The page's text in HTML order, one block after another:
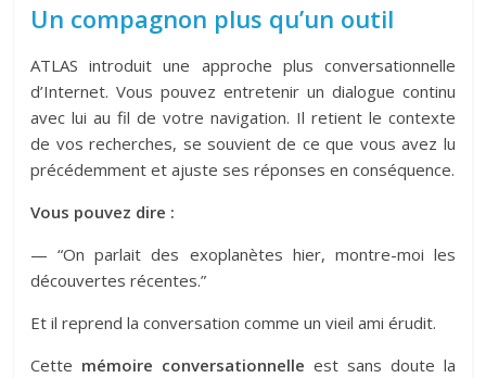
Un compagnon plus qu’un outil
ATLAS introduit une approche plus conversationnelle
d’Internet. Vous pouvez entretenir un dialogue continu
avec lui au fil de votre navigation. Il retient le contexte
de vos recherches, se souvient de ce que vous avez lu
précédemment et ajuste ses réponses en conséquence.
Vous pouvez dire :
— “On parlait des exoplanètes hier, montre-moi les
découvertes récentes.”
Et il reprend la conversation comme un vieil ami érudit.
Cette mémoire conversationnelle est sans doute la